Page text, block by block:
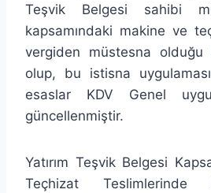
Teşvik Belgesi sahibi
kapsamındaki makine ve
vergiden müstesna olduğu
olup, bu istisna
esaslar KDV Genel
güncellenmiştir.
Yatırım Teşvik Belgesi
Teçhizat Teslimlerinde